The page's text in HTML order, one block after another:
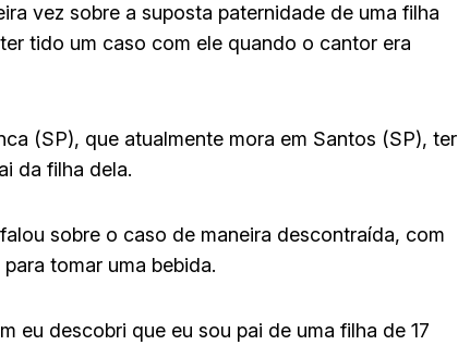
vez sobre a suposta paternidade de uma filha
tido um caso com ele quando o cantor era
(SP), que atualmente mora em Santos (SP), ter
da filha dela.
sobre o caso de maneira descontraída, com
tomar uma bebida.
eu descobri que eu sou pai de uma filha de 17